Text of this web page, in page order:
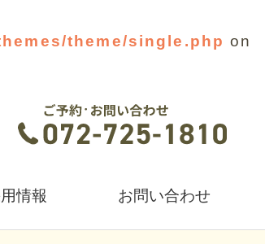
theme/single.php on
情報 お問い合わせ